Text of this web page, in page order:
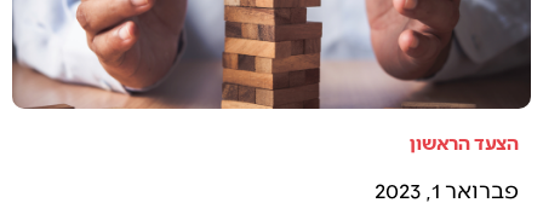
הצעד הראשון
פברואר 1, 2023